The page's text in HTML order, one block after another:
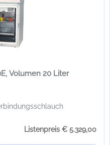
Volumen 20 Liter
Listenpreis € 5.329,00